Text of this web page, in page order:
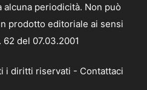
periodicità. Non può
prodotto editoriale ai sensi
del 07.03.2001
i diritti riservati - Contattaci